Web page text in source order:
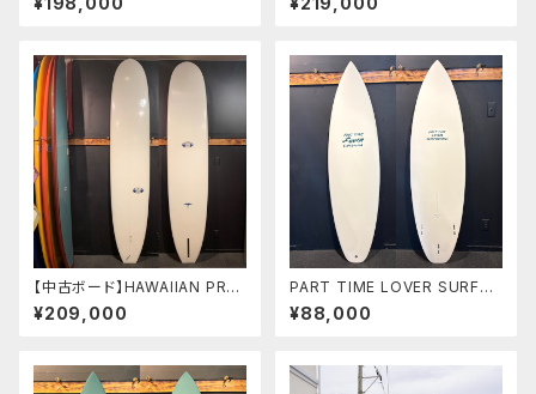
タカヤマ シェイプ
イザック
【中古ボード】HAWAIIAN PRO
DESIGNS MODEL-T 9'6"
ドナルドタカヤマ ノーズライダ
¥209,000
PART TIME LOVER SURFB
OARDS 『THE NEIGHBOR』
6’2” HP SHORT
¥88,000